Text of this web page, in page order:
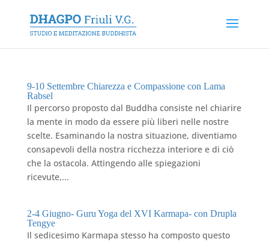
9-10 Settembre Chiarezza e Compassione con Lama
Rabsel
Il percorso proposto dal Buddha consiste nel chiarire
la mente in modo da essere più liberi nelle nostre
scelte. Esaminando la nostra situazione, diventiamo
consapevoli della nostra ricchezza interiore e di ciò
che la ostacola. Attingendo alle spiegazioni
ricevute,...
2-4 Giugno- Guru Yoga del XVI Karmapa- con Drupla
Tengye
Il sedicesimo Karmapa stesso ha composto questo